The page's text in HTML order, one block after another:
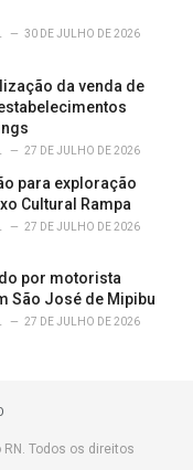
30 DE JULHO DE 2026
da venda de
27 DE JULHO DE 2026
para exploração
Cultural Rampa
27 DE JULHO DE 2026
por motorista
São José de Mipibu
27 DE JULHO DE 2026
Todos os direitos